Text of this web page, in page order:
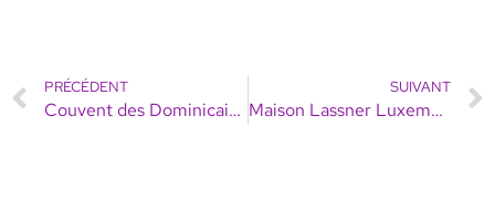
PRÉCÉDENT
Couvent des Dominicains – Ancienne Clinique St François
SUIVANT
Maison Lassner Luxembourg Ville